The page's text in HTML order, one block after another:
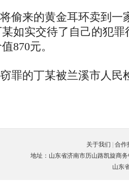
偷来的黄金耳环卖到一
如实交待了自己的犯
870元。
罪的丁某被兰溪市人民
关于我们
合作
地址：山东省济南市历山路凯旋商务
山东